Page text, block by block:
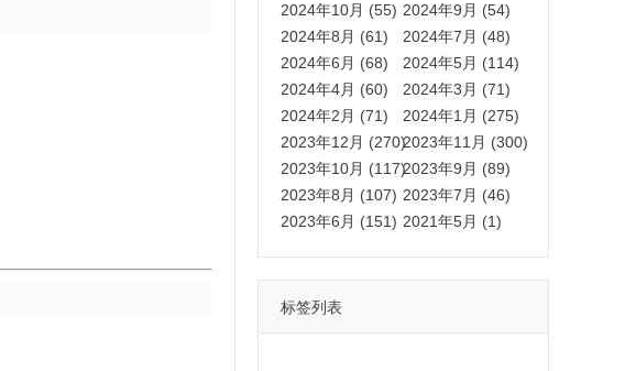
2024年10月 (55) 2024年9月 (54)
2024年8月 (61)
2024年7月 (48)
2024年6月 (68)
2024年5月 (114)
2024年4月 (60)
2024年3月 (71)
2024年2月 (71)
2024年1月 (275)
2023年12月 (270)2023年11月 (300)
2023年10月 (117)2023年9月 (89)
2023年8月 (107) 2023年7月 (46)
2023年6月 (151) 2021年5月 (1)
标签列表